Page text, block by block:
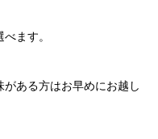
ます。
ある方はお早めにお越し